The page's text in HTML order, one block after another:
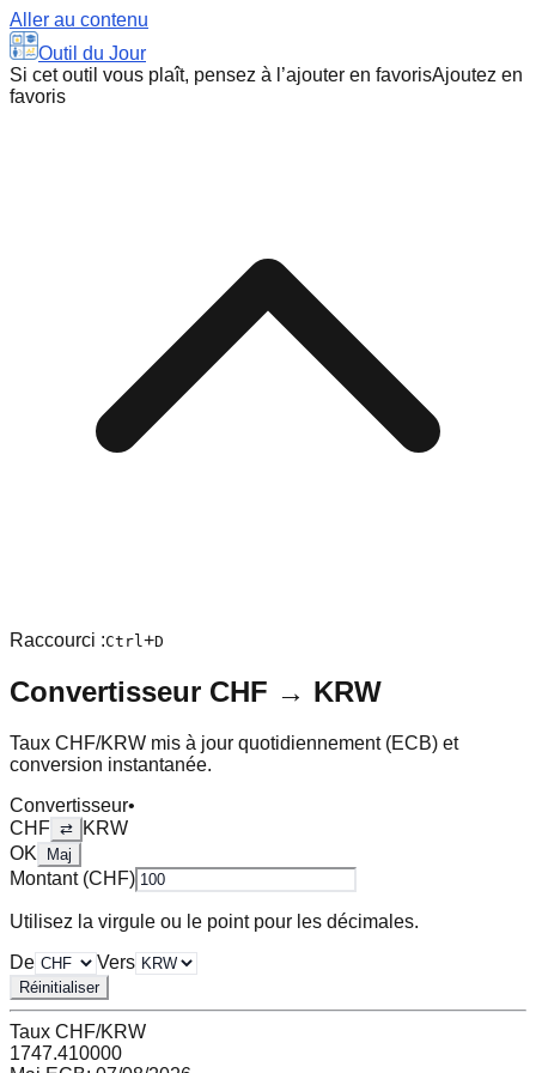
Aller au contenu
Outil du Jour
Si cet outil vous plaît, pensez à l’ajouter en favorisAjoutez en
favoris
Raccourci :Ctrl+D
Convertisseur CHF → KRW
Taux CHF/KRW mis à jour quotidiennement (ECB) et
conversion instantanée.
Convertisseur•
CHF ⇄
KRW
OK
Maj
Montant (CHF)
Utilisez la virgule ou le point pour les décimales.
De
Vers
Réinitialiser
Taux CHF/KRW
1747.410000